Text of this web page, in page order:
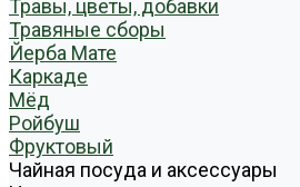
Травы, цветы, добавки
Травяные сборы
Йерба Мате
Каркаде
Мёд
Ройбуш
Фруктовый
Чайная посуда и аксессуары